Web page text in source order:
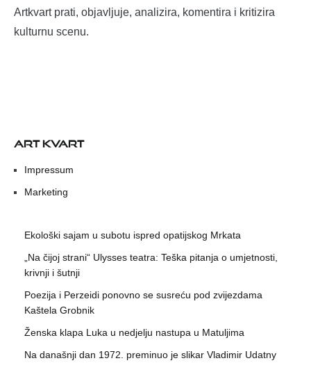
Artkvart prati, objavljuje, analizira, komentira i kritizira
kulturnu scenu.
ART KVART
Impressum
Marketing
Ekološki sajam u subotu ispred opatijskog Mrkata
„Na čijoj strani“ Ulysses teatra: Teška pitanja o umjetnosti,
krivnji i šutnji
Poezija i Perzeidi ponovno se susreću pod zvijezdama
Kaštela Grobnik
Ženska klapa Luka u nedjelju nastupa u Matuljima
Na današnji dan 1972. preminuo je slikar Vladimir Udatny